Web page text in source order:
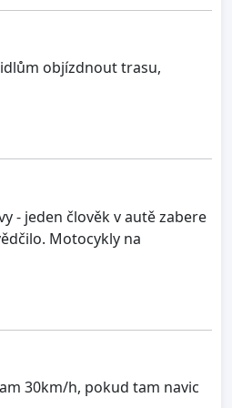
objízdnout trasu,
- jeden člověk v autě zabere
Motocykly na
30km/h, pokud tam navic